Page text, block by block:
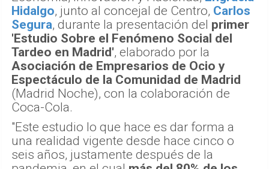
Hidalgo, junto al concejal de Centro, Carlos
Segura, durante la presentación del primer
'Estudio Sobre el Fenómeno Social del
Tardeo en Madrid', elaborado por la
Asociación de Empresarios de Ocio y
Espectáculo de la Comunidad de Madrid
(Madrid Noche), con la colaboración de
Coca-Cola.
"Este estudio lo que hace es dar forma a
una realidad vigente desde hace cinco o
seis años, justamente después de la